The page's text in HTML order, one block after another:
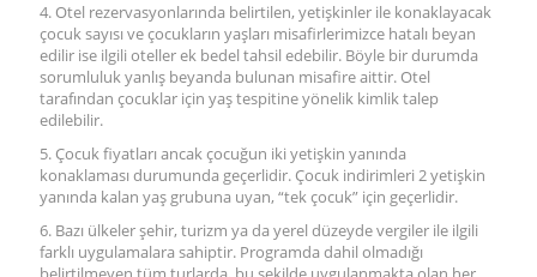
4. Otel rezervasyonlarında belirtilen, yetişkinler ile konaklayacak
çocuk sayısı ve çocukların yaşları misafirlerimizce hatalı beyan
edilir ise ilgili oteller ek bedel tahsil edebilir. Böyle bir durumda
sorumluluk yanlış beyanda bulunan misafire aittir. Otel
tarafından çocuklar için yaş tespitine yönelik kimlik talep
edilebilir.
5. Çocuk fiyatları ancak çocuğun iki yetişkin yanında
konaklaması durumunda geçerlidir. Çocuk indirimleri 2 yetişkin
yanında kalan yaş grubuna uyan, “tek çocuk” için geçerlidir.
6. Bazı ülkeler şehir, turizm ya da yerel düzeyde vergiler ile ilgili
farklı uygulamalara sahiptir. Programda dahil olmadığı